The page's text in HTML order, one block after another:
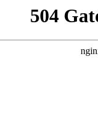
504